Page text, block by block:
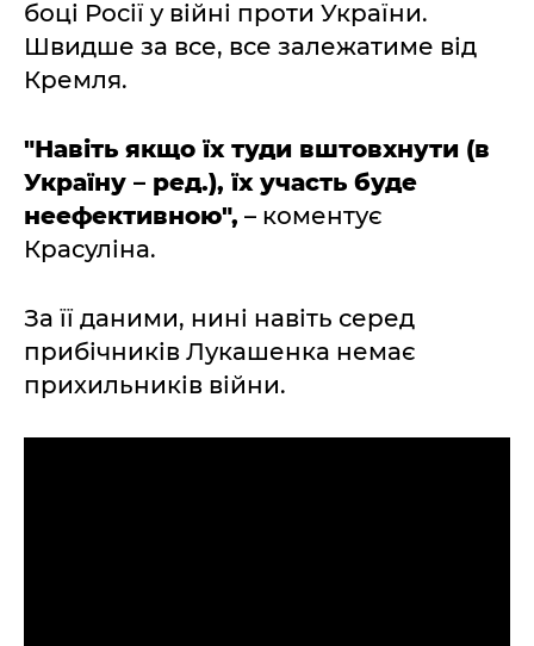
боці Росії у війні проти України.
Швидше за все, все залежатиме від
Кремля.
"Навіть якщо їх туди вштовхнути (в
Україну – ред.), їх участь буде
неефективною", – коментує
Красуліна.
За її даними, нині навіть серед
прибічників Лукашенка немає
прихильників війни.